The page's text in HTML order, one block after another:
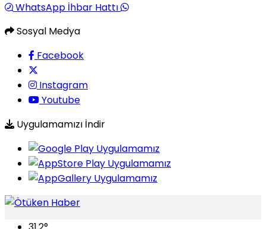
WhatsApp İhbar Hattı
Sosyal Medya
Facebook
Instagram
Youtube
Uygulamamızı İndir